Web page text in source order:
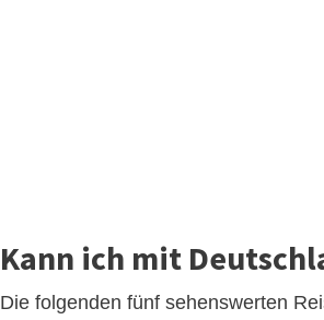
Kann ich mit
Die folgenden fünf sehenswerten